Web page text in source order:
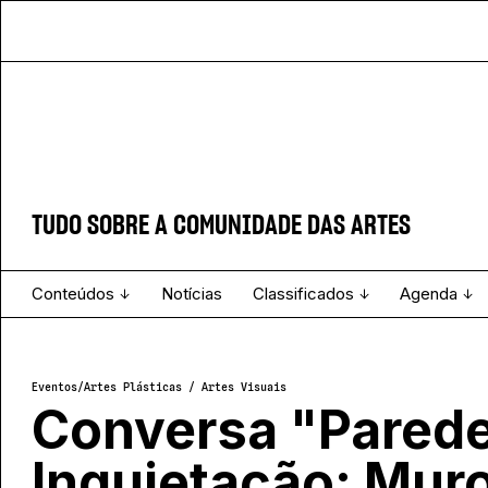
TUDO SOBRE A COMUNIDADE DAS ARTES
Conteúdos Notícias Classificados Agenda
Eventos/Artes Plásticas / Artes Visuais
Conversa